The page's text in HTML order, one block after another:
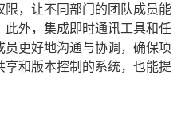
，让不同部门的团队成员能
外，集成即时通讯工具和任
更好地沟通与协调，确保项
和版本控制的系统，也能提